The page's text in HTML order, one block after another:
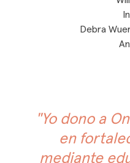
Debra
"Yo dono a
en
mediante